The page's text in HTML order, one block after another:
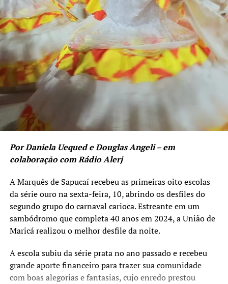
Por Daniela Uequed e Douglas Angeli – em
colaboração com Rádio Alerj
A Marquês de Sapucaí recebeu as primeiras oito escolas
da série ouro na sexta-feira, 10, abrindo os desfiles do
segundo grupo do carnaval carioca. Estreante em um
sambódromo que completa 40 anos em 2024, a União de
Maricá realizou o melhor desfile da noite.
A escola subiu da série prata no ano passado e recebeu
grande aporte financeiro para trazer sua comunidade
com boas alegorias e fantasias, cujo enredo prestou